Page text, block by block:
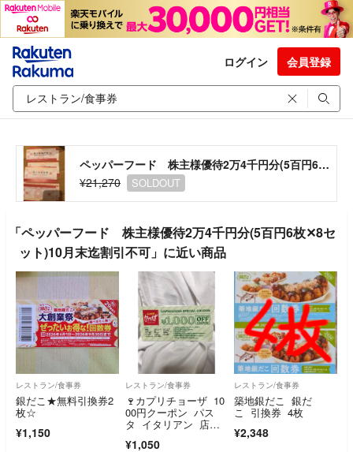
ログイン 会員登録
ペッパーフード 株主様優待2万4千円分(5百円6枚✕8セット)10月末迄割引不可
¥21,270
SOLDOUT
「ペッパーフード 株主様優待2万4千円分(5百円6枚✕8セ
ット)10月末迄割引不可」に近い商品
レストラン/食事券
銀だこ★無料引換券2
枚☆
¥1,150
レストラン/食事券
🍷カプリチョーザ 10
00円クーポン パス
タ イタリアン 店内
も
¥1,050
レストラン/食事券
築地銀だこ 銀だ
こ 引換券 4枚
¥2,348